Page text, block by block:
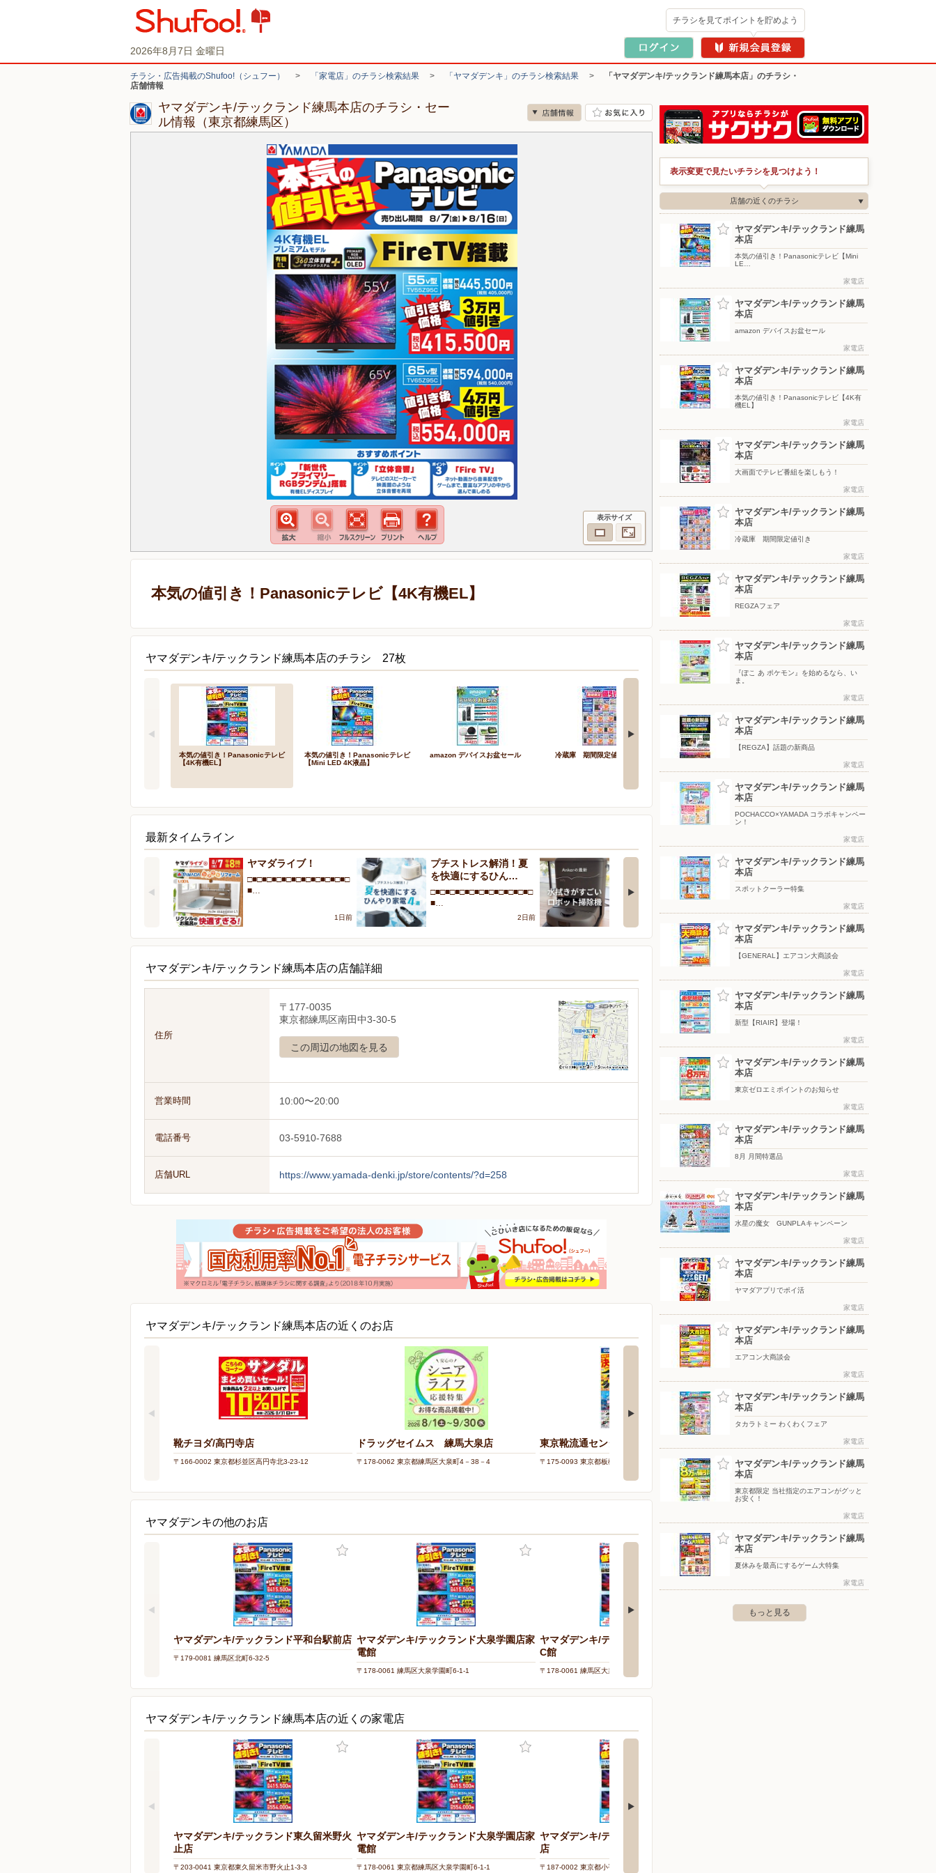
2026年8月7日 金曜日
チラシを見てポイントを貯めよう
チラシ・広告掲載のShufoo!（シュフー） > 「家電店」のチラシ検索結果 > 「ヤマダデンキ」のチラシ検索結果 >
「ヤマダデンキ/テックランド練馬本店」のチラシ・
店舗情報
ヤマダデンキ/テックランド練馬本店のチラシ・セー
ル情報（東京都練馬区）
表示サイズ
本気の値引き！Panasonicテレビ【4K有機EL】
ヤマダデンキ/テックランド練馬本店のチラシ 27枚
本気の値引き！Panasonicテレビ
【4K有機EL】
本気の値引き！Panasonicテレビ
【Mini LED 4K液晶】
amazon デバイスお盆セール 冷蔵庫 期間限定値引き
『ぽこ あ ポケモン』を始めるな
ャンペーン！
最新タイムライン
ヤマダライブ！
□■□■□■□■□■□■□■□■□■□■□
■…
1日前
プチストレス解消！夏
を快適にするひん…
□■□■□■□■□■□■□■□■□■□■□
■…
2日前
Ankerの最新！水拭き
がすごいロボット…
□■□■□■□■□■□■□■□■□■□■□
【エアコン・冷蔵庫・
□■□■□■□■□■□■□■□■□■□■□
ヤマダデンキ/テックランド練馬本店の店舗詳細
住所
〒177-0035
東京都練馬区南田中3-30-5
この周辺の地図を見る
営業時間 10:00〜20:00
電話番号 03-5910-7688
店舗URL https://www.yamada-denki.jp/store/contents/?d=258
ヤマダデンキ/テックランド練馬本店の近くのお店
靴チヨダ/高円寺店
〒166-0002 東京都杉並区高円寺北3-23-12
ドラッグセイムス 練馬大泉店
〒178-0062 東京都練馬区大泉町4－38－4
東京靴流通センター/光が丘公園店
〒175-0093 東京都板橋区赤塚新町3-30-1
ドラッグセイムス 和光本町店
〒351-0114 埼玉県和光市本町20-31
ヤマダデンキの他のお店
ヤマダデンキ/テックランド平和台駅前店
〒179-0081 練馬区北町6-32-5
ヤマダデンキ/テックランド大泉学園店家
電館
〒178-0061 練馬区大泉学園町6-1-1
ヤマダデンキ/テックランド大泉学園店P
C館
〒178-0061 練馬区大泉学園町4-27-21
ヤマダデンキ/テックランド練馬本店の近くの家電店
ヤマダデンキ/テックランド東久留米野火
止店
〒203-0041 東京都東久留米市野火止1-3-3
ヤマダデンキ/テックランド大泉学園店家
電館
〒178-0061 東京都練馬区大泉学園町6-1-1
ヤマダデンキ/テックランド西友花小金井
店
〒187-0002 東京都小平市花小金井1-2-23
表示変更で見たいチラシを見つけよう！
店舗の近くのチラシ
ヤマダデンキ/テックランド練馬
本店
本気の値引き！Panasonicテレビ【Mini
LE…
家電店
ヤマダデンキ/テックランド練馬
本店
amazon デバイスお盆セール
家電店
ヤマダデンキ/テックランド練馬
本店
本気の値引き！Panasonicテレビ【4K有
機EL】
家電店
ヤマダデンキ/テックランド練馬
本店
大画面でテレビ番組を楽しもう！
家電店
ヤマダデンキ/テックランド練馬
本店
冷蔵庫 期間限定値引き
家電店
ヤマダデンキ/テックランド練馬
本店
REGZAフェア
家電店
ヤマダデンキ/テックランド練馬
本店
『ぽこ あ ポケモン』を始めるなら、い
ま。
家電店
ヤマダデンキ/テックランド練馬
本店
【REGZA】話題の新商品
家電店
ヤマダデンキ/テックランド練馬
本店
POCHACCO×YAMADA コラボキャンペー
ン！
家電店
ヤマダデンキ/テックランド練馬
本店
スポットクーラー特集
家電店
ヤマダデンキ/テックランド練馬
本店
【GENERAL】エアコン大商談会
家電店
ヤマダデンキ/テックランド練馬
本店
新型【RIAIR】登場！
家電店
ヤマダデンキ/テックランド練馬
本店
東京ゼロエミポイントのお知らせ
家電店
ヤマダデンキ/テックランド練馬
本店
8月 月間特選品
家電店
ヤマダデンキ/テックランド練馬
本店
水星の魔女 GUNPLAキャンペーン
家電店
ヤマダデンキ/テックランド練馬
本店
ヤマダアプリでポイ活
家電店
ヤマダデンキ/テックランド練馬
本店
エアコン大商談会
家電店
ヤマダデンキ/テックランド練馬
本店
タカラトミー わくわくフェア
家電店
ヤマダデンキ/テックランド練馬
本店
東京都限定 当社指定のエアコンがグッと
お安く！
家電店
ヤマダデンキ/テックランド練馬
本店
夏休みを最高にするゲーム大特集
家電店
もっと見る